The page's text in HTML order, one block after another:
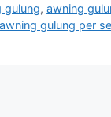
gulung,awning
gulung per